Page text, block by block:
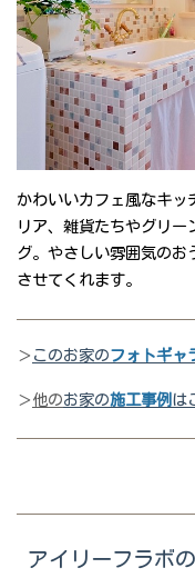
かわいいカフェ風なキッ
リア、雑貨たちやグリ
グ。やさしい雰囲気のお
させてくれます。
＞ このお家のフォトギャ
＞ 他のお家の施工事例 は
アイリーフラボ